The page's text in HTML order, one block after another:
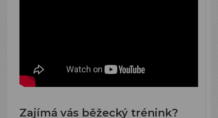
Zajímá vás běžecký trénink?